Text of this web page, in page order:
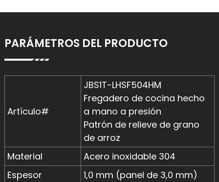
PARÁMETROS DEL PRODUCTO
Artículo#
JBS1T-LHSF504HM
Fregadero de cocina hecho
a mano a presión
Patrón de relieve de grano
de arroz
Material
Acero inoxidable 304
Espesor
1,0 mm (panel de 3,0 mm)